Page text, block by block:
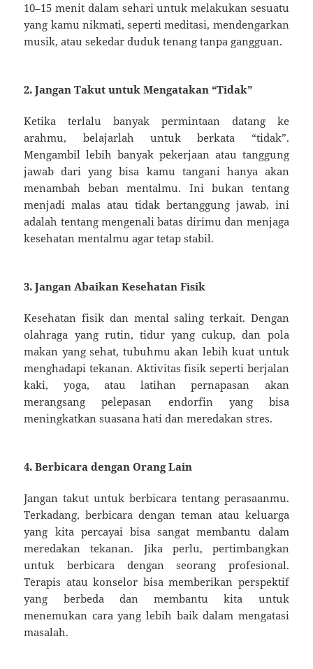
10–15 menit dalam sehari untuk melakukan sesuatu
yang kamu nikmati, seperti meditasi, mendengarkan
musik, atau sekedar duduk tenang tanpa gangguan.
2. Jangan Takut untuk Mengatakan “Tidak”
Ketika terlalu banyak permintaan datang ke
arahmu, belajarlah untuk berkata “tidak”.
Mengambil lebih banyak pekerjaan atau tanggung
jawab dari yang bisa kamu tangani hanya akan
menambah beban mentalmu. Ini bukan tentang
menjadi malas atau tidak bertanggung jawab, ini
adalah tentang mengenali batas dirimu dan menjaga
kesehatan mentalmu agar tetap stabil.
3. Jangan Abaikan Kesehatan Fisik
Kesehatan fisik dan mental saling terkait. Dengan
olahraga yang rutin, tidur yang cukup, dan pola
makan yang sehat, tubuhmu akan lebih kuat untuk
menghadapi tekanan. Aktivitas fisik seperti berjalan
kaki, yoga, atau latihan pernapasan akan
merangsang pelepasan endorfin yang bisa
meningkatkan suasana hati dan meredakan stres.
4. Berbicara dengan Orang Lain
Jangan takut untuk berbicara tentang perasaanmu.
Terkadang, berbicara dengan teman atau keluarga
yang kita percayai bisa sangat membantu dalam
meredakan tekanan. Jika perlu, pertimbangkan
untuk berbicara dengan seorang profesional.
Terapis atau konselor bisa memberikan perspektif
yang berbeda dan membantu kita untuk
menemukan cara yang lebih baik dalam mengatasi
masalah.